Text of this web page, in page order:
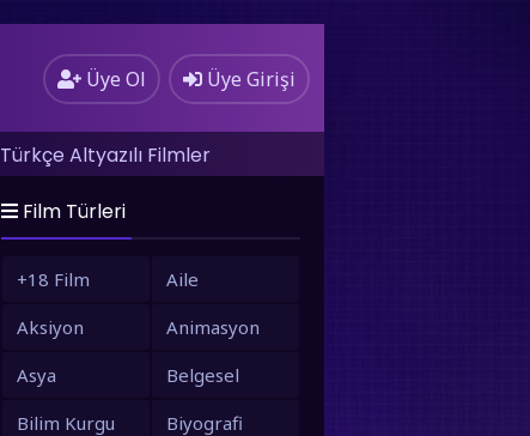
Üye Ol Üye Girişi
Türkçe Altyazılı Filmler
Film Türleri
+18 Film
Aile
Aksiyon
Animasyon
Asya
Belgesel
Bilim Kurgu
Biyografi